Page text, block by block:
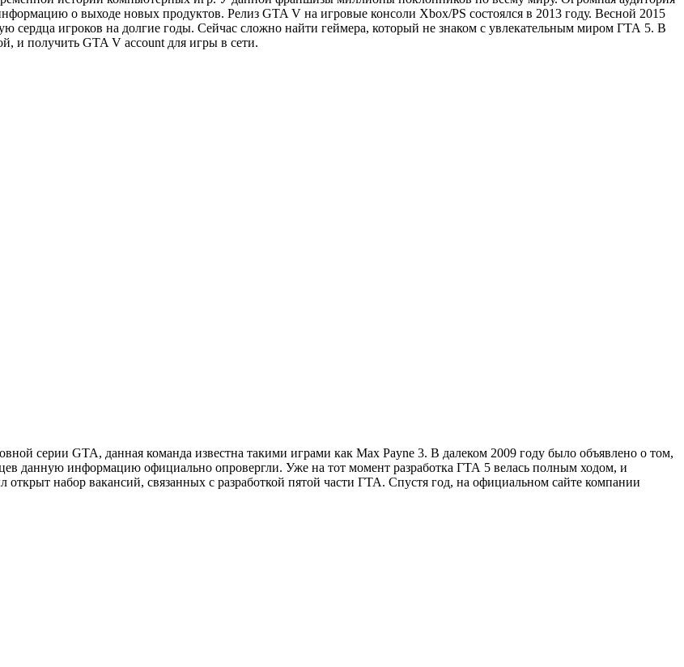
о выходе новых продуктов. Релиз GTA V на игровые консоли Xbox/PS состоялся в 2013 году. Весной 2015
сердца игроков на долгие годы. Сейчас сложно найти геймера, который не знаком с увлекательным миром ГТА 5. В
и получить GTA V account для игры в сети.
серии GTA, данная команда известна такими играми как Max Payne 3. В далеком 2009 году было объявлено о том,
данную информацию официально опровергли. Уже на тот момент разработка ГТА 5 велась полным ходом, и
набор вакансий, связанных с разработкой пятой части ГТА. Спустя год, на официальном сайте компании